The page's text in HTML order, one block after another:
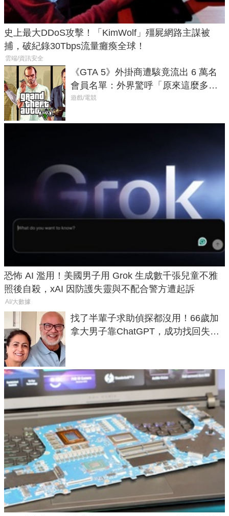
史上最大DDoS攻擊！「KimWolf」殭屍網路主謀被
捕，破紀錄30Tbps流量癱瘓全球！
雲端/資訊安全
《GTA 5》外掛商遭駭竟流出 6 萬名
會員名單：外界驚呼「原來這麼多人
在開掛！」
遊戲/電競
恐怖 AI 濫用！美國男子用 Grok 生成數千張兒童不雅
照後自殺，xAI 因防護失靈與不配合警方遭起訴
AI/大數據
找了半輩子求助偵探都沒用！66歲加
拿大男子靠ChatGPT，成功找回失散